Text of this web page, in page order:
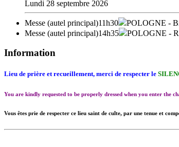
Lundi 28 septembre 2026
Messe (autel principal)11h30 POLOGNE -
Messe (autel principal)14h35 POLOGNE -
Information
Lieu de prière et recueillement, merci de respecter le
You are kindly requested to be properly dressed when you enter the
Vous êtes prie de respecter ce lieu saint de culte, par une tenue et